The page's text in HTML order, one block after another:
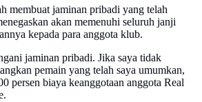
membuat jaminan pribadi yang telah
akan memenuhi seluruh janji
kepada para anggota klub.
jaminan pribadi. Jika saya tidak
pemain yang telah saya umumkan,
persen biaya keanggotaan anggota Real